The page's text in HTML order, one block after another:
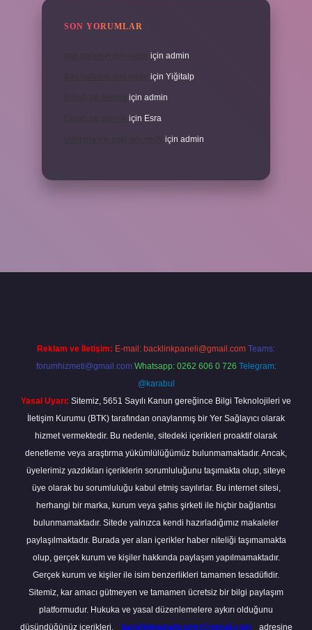
SON YORUMLAR
için admin
için Yiğitalp
için admin
için Esra
için admin
Reklam ve İletişim: E-mail: backlinkpaneli@gmail.com Teams:
forumhizmeti@gmail.com Whatsapp: 0262 606 0 726 Telegram:
@karabul
Yasal Uyarı: Sitemiz, 5651 Sayılı Kanun gereğince Bilgi Teknolojileri ve
İletişim Kurumu (BTK) tarafından onaylanmış bir Yer Sağlayıcı olarak
hizmet vermektedir. Bu nedenle, sitedeki içerikleri proaktif olarak
denetleme veya araştırma yükümlülüğümüz bulunmamaktadır. Ancak,
üyelerimiz yazdıkları içeriklerin sorumluluğunu taşımakta olup, siteye
üye olarak bu sorumluluğu kabul etmiş sayılırlar. Bu internet sitesi,
herhangi bir marka, kurum veya şahıs şirketi ile hiçbir bağlantısı
bulunmamaktadır. Sitede yalnızca kendi hazırladığımız makaleler
paylaşılmaktadır. Burada yer alan içerikler haber niteliği taşımamakta
olup, gerçek kurum ve kişiler hakkında paylaşım yapılmamaktadır.
Gerçek kurum ve kişiler ile isim benzerlikleri tamamen tesadüfidir.
Sitemiz, kar amacı gütmeyen ve tamamen ücretsiz bir bilgi paylaşım
platformudur. Hukuka ve yasal düzenlemelere aykırı olduğunu
düşündüğünüz içerikleri,
backlinkpanelicomtr@gmail.com adresine